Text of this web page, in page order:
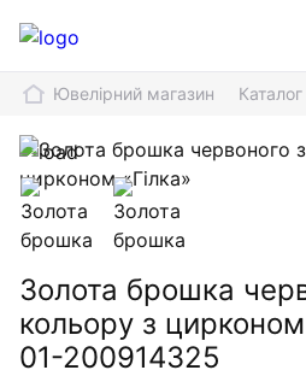
Ювелірний магазин
Золота брошка
кольору з цирконом
01-200914325